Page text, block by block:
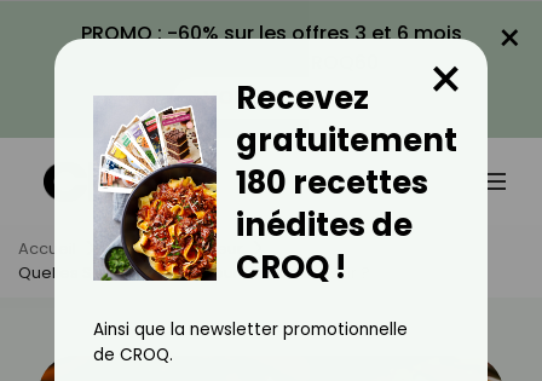
PROMO : -60% sur les offres 3 et 6 mois
VOIR LA PROMO
×
Accueil Actus
Minceur
Quelles Sauces Choisir Pour Ne Pas Grossir ?
Recevez
gratuitement
180 recettes
inédites de
CROQ !
×
Ainsi que la newsletter promotionnelle
de CROQ.